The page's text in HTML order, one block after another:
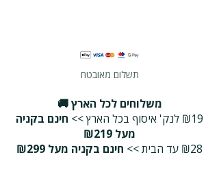
תשלום מאובטח
משלוחים לכל הארץ 🚚
₪19 לנק' איסוף בכל הארץ >>
חינם בקניה
מעל ₪219
₪28 עד הבית >>
חינם בקניה מעל ₪299